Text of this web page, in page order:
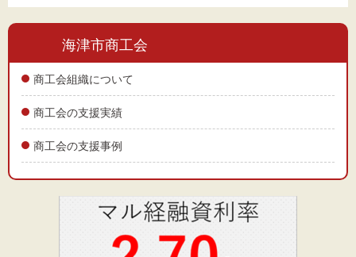
海津市商工会
商工会組織について
商工会の支援実績
商工会の支援事例